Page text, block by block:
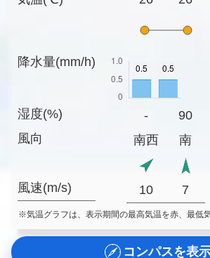
降水量(mm/h)
湿度(%)
風向
風速(m/s)
-
90
南西
南
10 7
※気温グラフは、表示期間の最高気温を赤、最低
コンパスを表